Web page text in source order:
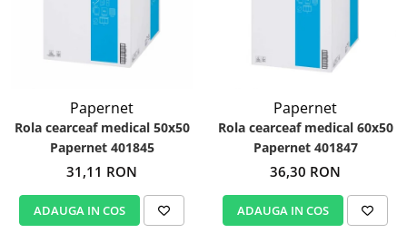
Papernet
Rola cearceaf medical 50x50
Papernet 401845
31,11 RON
ADAUGA IN COS
Papernet
Rola cearceaf medical 60x50
Papernet 401847
36,30 RON
ADAUGA IN COS